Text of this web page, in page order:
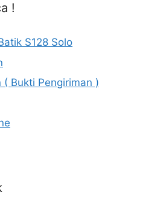
!
S128 Solo
( Bukti Pengiriman )